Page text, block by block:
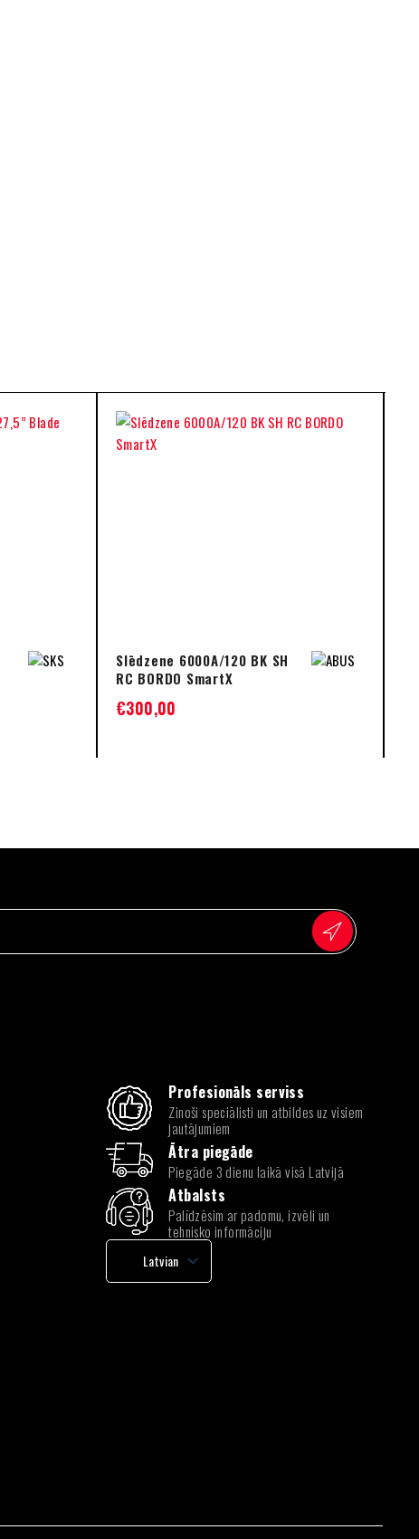
Slēdzene 6000A/120 BK SH
RC BORDO SmartX
€300,00
Profesionāls serviss
Zinoši speciālisti un atbildes uz visiem
jautājumiem
Ātra piegāde
Piegāde 3 dienu laikā visā Latvijā
Atbalsts
Palīdzēsim ar padomu, izvēli un
tehnisko informāciju
Latvian
English